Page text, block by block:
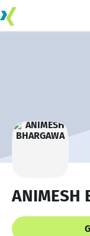
ANIMESH